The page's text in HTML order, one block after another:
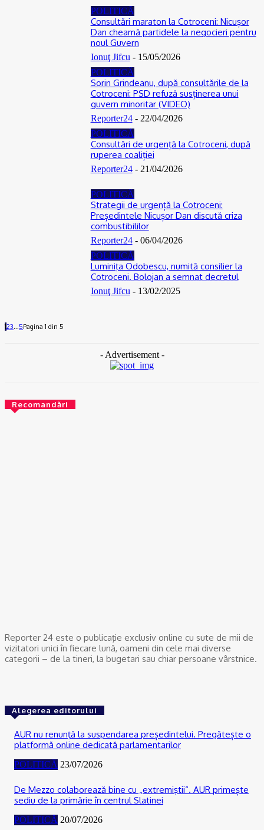
POLITICĂ
Consultări maraton la Cotroceni: Nicușor
Dan cheamă partidele la negocieri pentru
noul Guvern
Ionuţ Jifcu - 15/05/2026
POLITICĂ
Sorin Grindeanu, după consultările de la
Cotroceni: PSD refuză susținerea unui
guvern minoritar (VIDEO)
Reporter24 - 22/04/2026
POLITICĂ
Consultări de urgență la Cotroceni, după
ruperea coaliției
Reporter24 - 21/04/2026
POLITICĂ
Strategii de urgență la Cotroceni:
Președintele Nicușor Dan discută criza
combustibililor
Reporter24 - 06/04/2026
POLITICĂ
Luminiţa Odobescu, numită consilier la
Cotroceni. Bolojan a semnat decretul
Ionuţ Jifcu - 13/02/2025
123 5Pagina 1 din 5
- Advertisement -
Recomandări
Reporter 24 este o publicaţie exclusiv online cu sute de mii de
vizitatori unici în fiecare lună, oameni din cele mai diverse
categorii – de la tineri, la bugetari sau chiar persoane vârstnice.
Alegerea editorului
AUR nu renunţă la suspendarea președintelui. Pregătește o
platformă online dedicată parlamentarilor
POLITICĂ 23/07/2026
De Mezzo colaborează bine cu „extremiştii“. AUR primește
sediu de la primărie în centrul Slatinei
POLITICĂ 20/07/2026